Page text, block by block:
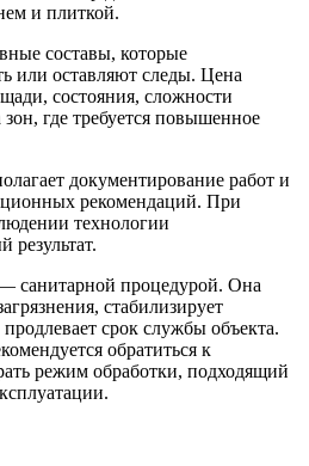
и плиткой.
составы, которые
или оставляют следы. Цена
состояния, сложности
где требуется повышенное
документирование работ и
рекомендаций. При
технологии
результат.
санитарной процедурой. Она
стабилизирует
срок службы объекта.
обратиться к
режим обработки, подходящий